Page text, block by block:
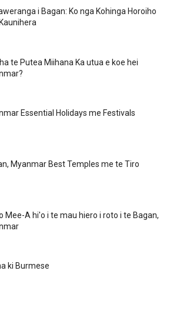
i Bagan: Ko nga Kohinga Horoiho
te Putea Miihana Ka utua e koe hei
Essential Holidays me Festivals
Myanmar Best Temples me te Tiro
Mee-A hi'o i te mau hiero i roto i te Bagan,
ki Burmese